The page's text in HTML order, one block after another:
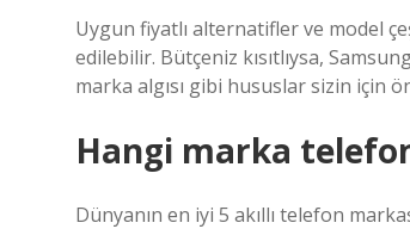
Uygun fiyatlı alternatifler ve model
edilebilir. Bütçeniz kısıtlıysa,
marka algısı gibi hususlar sizin için
Hangi marka
Dünyanın en iyi 5 akıllı telefon